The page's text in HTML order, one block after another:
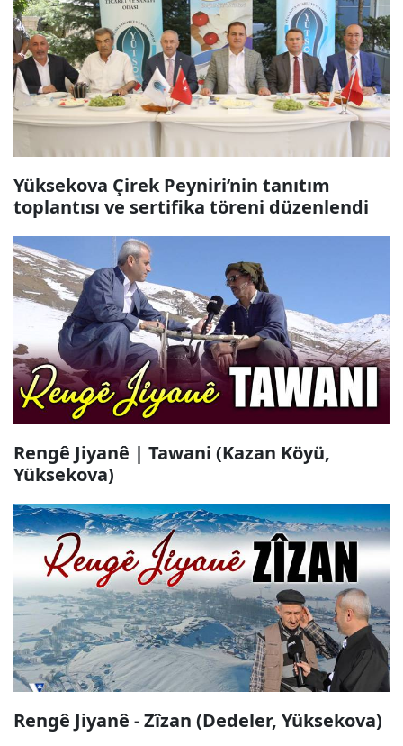
Yüksekova Çirek Peyniri’nin tanıtım
toplantısı ve sertifika töreni düzenlendi
Rengê Jiyanê | Tawani (Kazan Köyü,
Yüksekova)
Rengê Jiyanê - Zîzan (Dedeler, Yüksekova)